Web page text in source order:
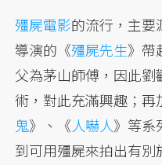
殭屍電影的流行，主要
導演的《殭屍先生》帶
父為茅山師傅，因此
術，對此充滿興趣；再
鬼》、《人嚇人》等系
到可用殭屍來拍出有別